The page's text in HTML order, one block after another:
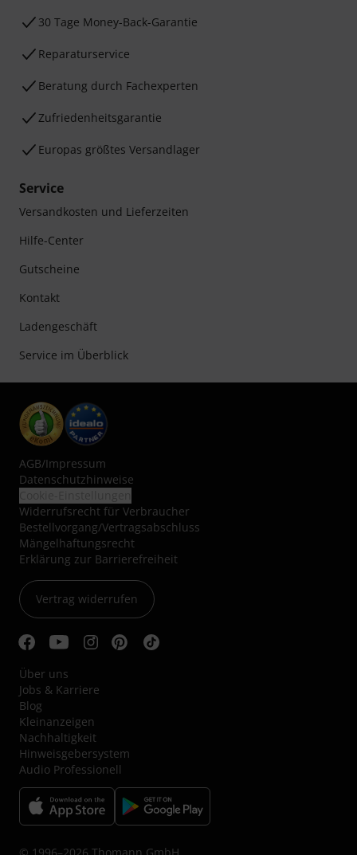
30 Tage Money-Back-Garantie
Reparaturservice
Beratung durch Fachexperten
Zufriedenheitsgarantie
Europas größtes Versandlager
Service
Versandkosten und Lieferzeiten
Hilfe-Center
Gutscheine
Kontakt
Ladengeschäft
Service im Überblick
AGB/Impressum
Datenschutzhinweise
Widerrufsrecht für Verbraucher
Bestellvorgang/Vertragsabschluss
Mängelhaftungsrecht
Erklärung zur Barrierefreiheit
Vertrag widerrufen
Über uns
Jobs & Karriere
Blog
Kleinanzeigen
Nachhaltigkeit
Hinweisgebersystem
Audio Professionell